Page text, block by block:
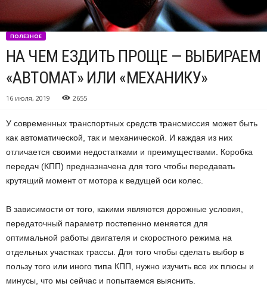
ПОЛЕЗНОЕ
НА ЧЕМ ЕЗДИТЬ ПРОЩЕ — ВЫБИРАЕМ
«АВТОМАТ» ИЛИ «МЕХАНИКУ»
16 июля, 2019 2655
У современных транспортных средств трансмиссия может быть
как автоматической, так и механической. И каждая из них
отличается своими недостатками и преимуществами. Коробка
передач (КПП) предназначена для того чтобы передавать
крутящий момент от мотора к ведущей оси колес.
В зависимости от того, какими являются дорожные условия,
передаточный параметр постепенно меняется для
оптимальной работы двигателя и скоростного режима на
отдельных участках трассы. Для того чтобы сделать выбор в
пользу того или иного типа КПП, нужно изучить все их плюсы и
минусы, что мы сейчас и попытаемся выяснить.